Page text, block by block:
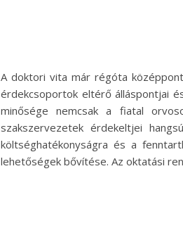
A doktori vita már régóta
érdekcsoportok eltérő álláspontjai
minősége nemcsak a fiatal
szakszervezetek érdekeltjei
költséghatékonyságra és a
lehetőségek bővítése. Az oktatási